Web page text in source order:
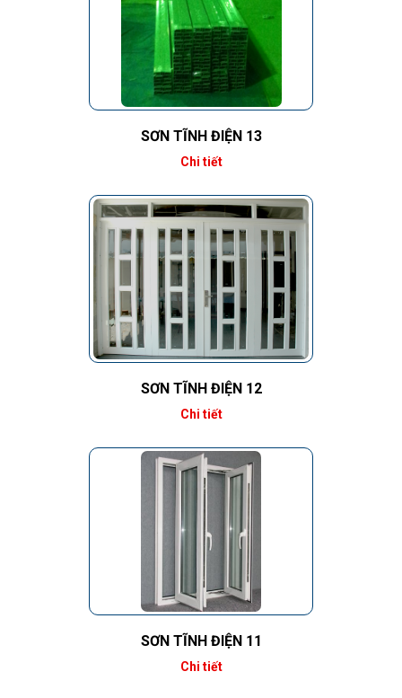
SƠN TĨNH ĐIỆN 13
Chi tiết
SƠN TĨNH ĐIỆN 12
Chi tiết
SƠN TĨNH ĐIỆN 11
Chi tiết